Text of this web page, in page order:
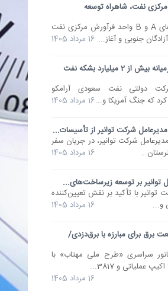
نفت، شاهراه توسعه
تکمیل ردیف‌های A و B واحد فرآورش مرکزی نفت
16 مرداد 1405
تنش‌های خاورمیانه بیش از 2 میلیارد بشکه نفت
دولتی نفت سعودی آرامکو
کرد که جنگ آمریکا و...16 مرداد 1405
مدیرعامل شرکت توانیر از تأسیسات...
شرکت توانیر، در جریان سفر
16 مرداد 1405
توانیر بر توسعه زیرساخت‌های...
توانیر با تأکید بر نقش تعیین‌کننده
و...
16 مرداد 1405
برق برای مبارزه با برق‌دزدی/
سراسری «طرح ملی مهتاب» با
16 مرداد 1405